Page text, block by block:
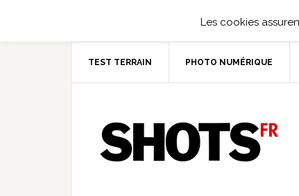
TEST TERRAIN PHOTO NUMÉRIQUE
Les cookies